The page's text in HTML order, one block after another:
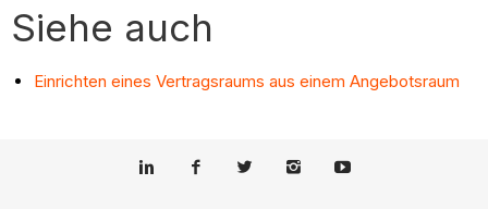
Siehe auch
Einrichten eines Vertragsraums aus einem Angebotsraum